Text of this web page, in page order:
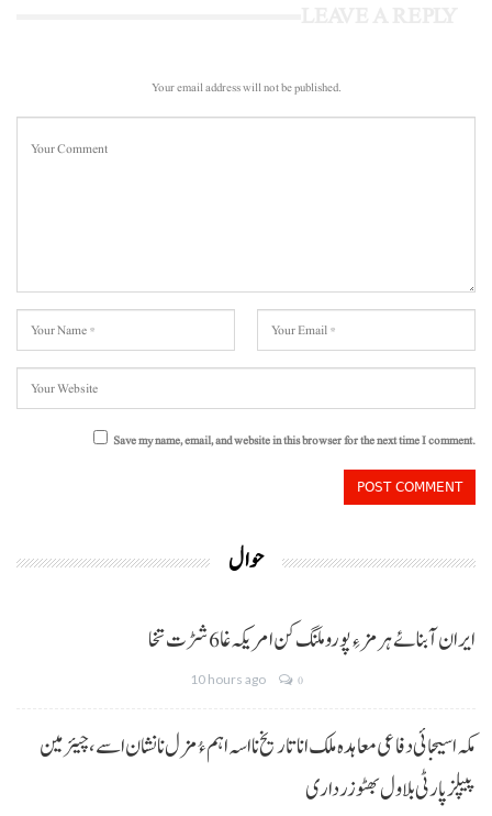
Your email address will not be published.
Save my name, email, and website in this browser for the next time I comment.
حوال
ایران آبنائے ہرمز ءِ پورو ملنگ کن امریکہ غا 6 شڑت تخا
10 hours ago 0
مکہ اسیجائی دفاعی معاہدہ ملک انا تاریخ نا اسہ اہم ءُ مزل نا نشان اسے، چیئرمین
پیپلز پارٹی بلاول بھٹو زرداری